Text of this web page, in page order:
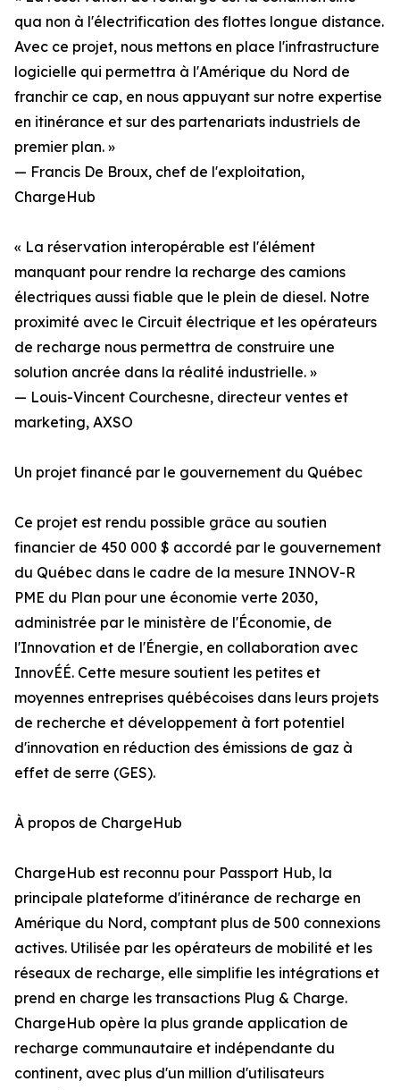
qua non à l'électrification des flottes longue distance.
Avec ce projet, nous mettons en place l'infrastructure
logicielle qui permettra à l'Amérique du Nord de
franchir ce cap, en nous appuyant sur notre expertise
en itinérance et sur des partenariats industriels de
premier plan. »
— Francis De Broux, chef de l'exploitation,
ChargeHub
« La réservation interopérable est l'élément
manquant pour rendre la recharge des camions
électriques aussi fiable que le plein de diesel. Notre
proximité avec le Circuit électrique et les opérateurs
de recharge nous permettra de construire une
solution ancrée dans la réalité industrielle. »
— Louis-Vincent Courchesne, directeur ventes et
marketing, AXSO
Un projet financé par le gouvernement du Québec
Ce projet est rendu possible grâce au soutien
financier de 450 000 $ accordé par le gouvernement
du Québec dans le cadre de la mesure INNOV-R
PME du Plan pour une économie verte 2030,
administrée par le ministère de l'Économie, de
l'Innovation et de l'Énergie, en collaboration avec
InnovÉÉ. Cette mesure soutient les petites et
moyennes entreprises québécoises dans leurs projets
de recherche et développement à fort potentiel
d'innovation en réduction des émissions de gaz à
effet de serre (GES).
À propos de ChargeHub
ChargeHub est reconnu pour Passport Hub, la
principale plateforme d'itinérance de recharge en
Amérique du Nord, comptant plus de 500 connexions
actives. Utilisée par les opérateurs de mobilité et les
réseaux de recharge, elle simplifie les intégrations et
prend en charge les transactions Plug & Charge.
ChargeHub opère la plus grande application de
recharge communautaire et indépendante du
continent, avec plus d'un million d'utilisateurs